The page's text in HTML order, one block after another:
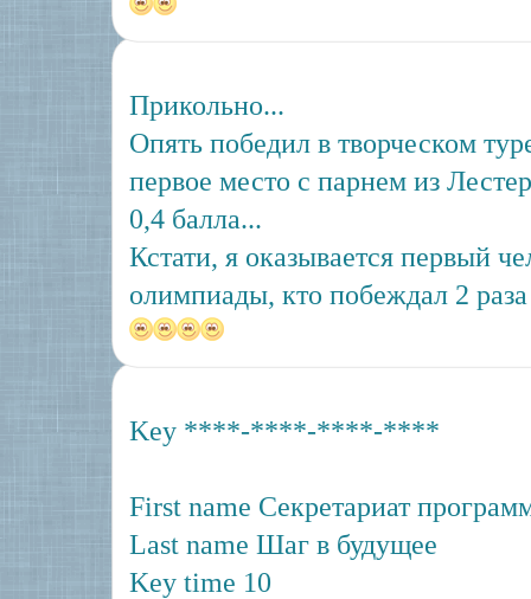
Прикольно...
Опять победил в творческом
первое место с парнем из
0,4 балла...
Кстати, я оказывается первый
олимпиады, кто побеждал 2
Key ****-****-****-****
First name Секретариат
Last name Шаг в будущее
Key time 10